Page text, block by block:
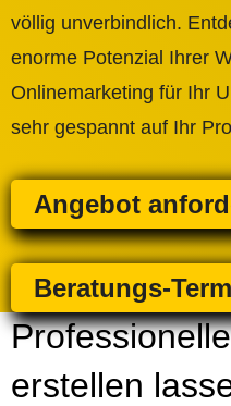
völlig unverbindlich.
enorme Potenzial Ihrer
Onlinemarketing für Ihr
sehr gespannt auf Ihr
Angebot
Beratungs-
erstellen